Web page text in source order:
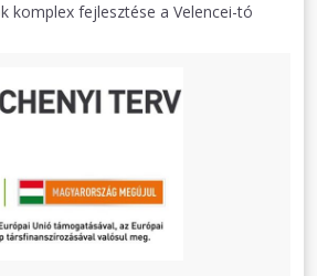
komplex fejlesztése a Velencei-tó